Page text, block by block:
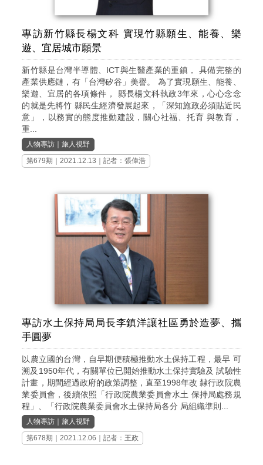
專訪新竹縣長楊文科 實現竹縣願生、能養、樂
遊、宜居城市願景
新竹縣是台灣半導體、ICT與生醫產業的重鎮， 具備完整的
產業供應鏈，有「台灣矽谷」美譽。 為了實現願生、能養、
樂遊、宜居的各項條件， 縣長楊文科執政3年來，心心念念
的就是先將竹 縣民生經濟發展起來，「深知施政必須貼近民
意」，以務實的態度推動建設，關心社福、托育 與教育，
重...
人物專訪 ｜旅人視野
第679期
｜2021.12.13｜記者：張偉浩
專訪水土保持局局長李鎮洋讓社區勇於造夢、攜
手圓夢
以農立國的台灣，自早期便積極推動水土保持工程，最早 可
溯及1950年代，有關單位已開始推動水土保持實驗及 試驗性
計畫，期間經過政府的政策調整，直至1998年改 隸行政院農
業委員會，後續依照「行政院農業委員會水土 保持局處務規
程」、「行政院農業委員會水土保持局各分 局組織準則...
人物專訪 ｜旅人視野
第678期
｜2021.12.06｜記者：王政